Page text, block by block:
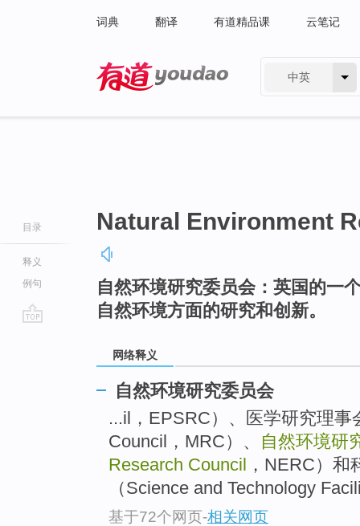
词典 翻译 有道精品课 云笔记
中英
目录
释义
例句
Natural Environment
自然环境研究委员会：英国的一
自然环境方面的研究和创新。
网络释义
自然环境研究委员会
...il，EPSRC）、医学研究理事
Council，MRC）、
自然环境研
Research Council
，NERC）
（Science and Technology
基于72个网页-相关网页